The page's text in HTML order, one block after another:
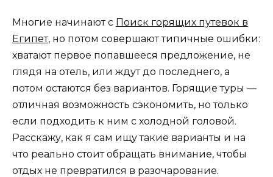
Многие начинают с Поиск горящих путевок в
Египет, но потом совершают типичные ошибки:
хватают первое попавшееся предложение, не
глядя на отель, или ждут до последнего, а
потом остаются без вариантов. Горящие туры —
отличная возможность сэкономить, но только
если подходить к ним с холодной головой.
Расскажу, как я сам ищу такие варианты и на
что реально стоит обращать внимание, чтобы
отдых не превратился в разочарование.